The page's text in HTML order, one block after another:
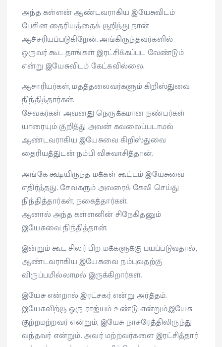
அந்த கள்ளன் ஆண்டவராகிய இயேசுவிடம்
பேசின தைரியத்தைக் குறித்து நான்
ஆச்சரியப்படுகிறேன். அங்கிருந்தவர்களில்
ஒருவர் கூட தாங்கள் இரட்சிக்கப்பட வேண்டும்
என்று இயேசுவிடம் கேட்கவில்லை.
ஆசாரியர்கள், மதத்தலைவர்களும் கிறிஸ்துவை
நிந்தித்தார்கள்.
சேவகர்கள் அவனது நெருக்கமான நண்பர்கள்
யாரையும் குறித்து அவன் கவலைப்படாமல்
ஆண்டவராகிய இயேசுவை கிறிஸ்துவை
தைரியத்துடன் நம்பி விசுவாசித்தான்.
அங்கே கூடியிருந்த மக்கள் கூட்டம் இயேசுவை
எதிர்த்தது. சேவகரும் அவரைக் கேலி செய்து
நிந்தித்தார்கள், நகைத்தார்கள்.
ஆனால் அந்த கள்ளனின் சிநேகிதனும்
இயேசுவை நிந்தித்தான்.
இன்றும் கூட சிலர் பிற மக்களுக்கு பயப்படுவதால்,
ஆண்டவராகிய இயேசுவை நம்புவதற்கு
விருப்பமில்லாமல் இருக்கிறார்கள்.
இயேசு என்றால் இரட்சகர் என்று அர்த்தம்.
இயேசுவிற்கு ஒரு ராஜ்யம் உண்டு என்றும்,இயேசு
குற்றமற்றவர் என்றும், இயேசு நாசரேத்திலிருந்து
வந்தவர் என்றும். அவர் மற்றவர்களை இரட்சித்தார்